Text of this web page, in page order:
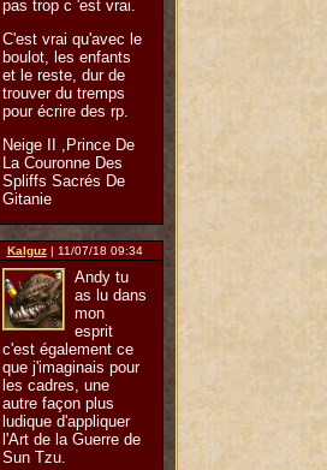
pas trop c 'est vrai.
C'est vrai qu'avec le
boulot, les enfants
et le reste, dur de
trouver du tremps
pour écrire des rp.
Neige II ,Prince De
La Couronne Des
Spliffs Sacrés De
Gitanie
Kalguz| 11/07/18 09:34
Andy tu
as lu dans
mon
esprit
c'est également ce
que j'imaginais pour
les cadres, une
autre façon plus
ludique d'appliquer
l'Art de la Guerre de
Sun Tzu.